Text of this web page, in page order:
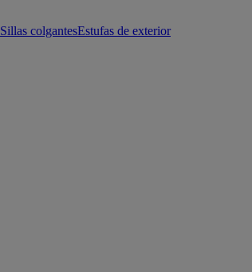
Sillas colgantesEstufas de exterior